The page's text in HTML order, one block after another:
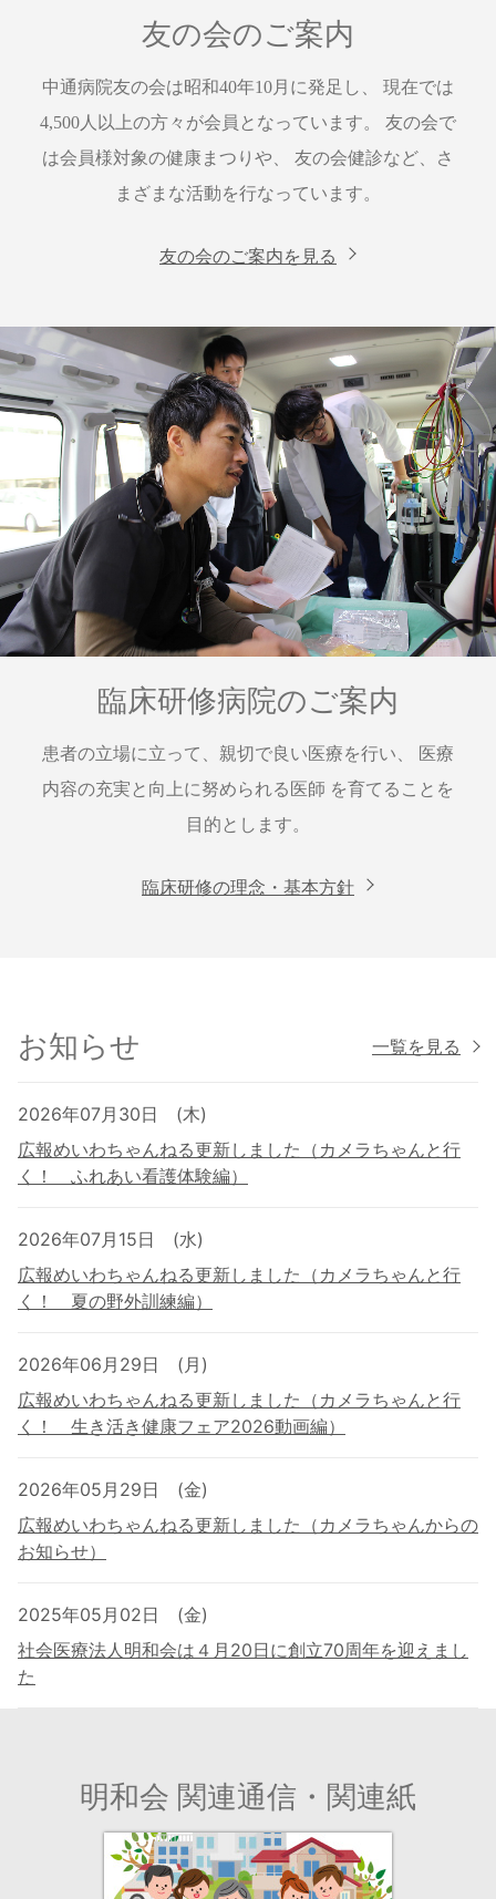
友の会のご案内
中通病院友の会は昭和40年10月に発足し、 現在では
4,500人以上の方々が会員となっています。 友の会で
は会員様対象の健康まつりや、 友の会健診など、さ
まざまな活動を行なっています。
友の会のご案内を見る
臨床研修病院のご案内
患者の立場に立って、親切で良い医療を行い、
医療
内容の充実と向上に努められる医師 を育てることを
目的とします。
臨床研修の理念・基本方針
お知らせ 一覧を見る
2026年07月30日 (木)
広報めいわちゃんねる更新しました（カメラちゃんと行
く！ ふれあい看護体験編）
2026年07月15日 (水)
広報めいわちゃんねる更新しました（カメラちゃんと行
く！ 夏の野外訓練編）
2026年06月29日 (月)
広報めいわちゃんねる更新しました（カメラちゃんと行
く！ 生き活き健康フェア2026動画編）
2026年05月29日 (金)
広報めいわちゃんねる更新しました（カメラちゃんからの
お知らせ）
2025年05月02日 (金)
社会医療法人明和会は４月20日に創立70周年を迎えまし
た
明和会 関連通信・関連紙